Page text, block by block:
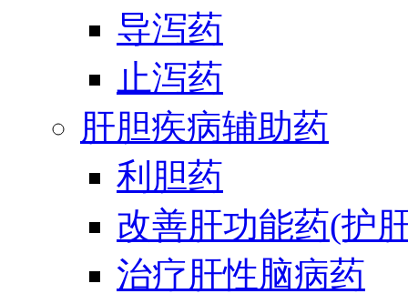
导泻药
止泻药
肝胆疾病辅助药
利胆药
改善肝功能药(护
治疗肝性脑病药